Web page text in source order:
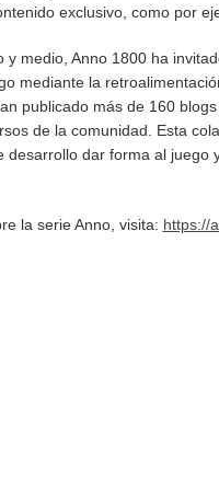
exclusivo, como por
y medio, Anno 1800 ha
mediante la
publicado más de 160
de la comunidad. Esta
desarrollo dar forma al
la serie Anno, visita: https://